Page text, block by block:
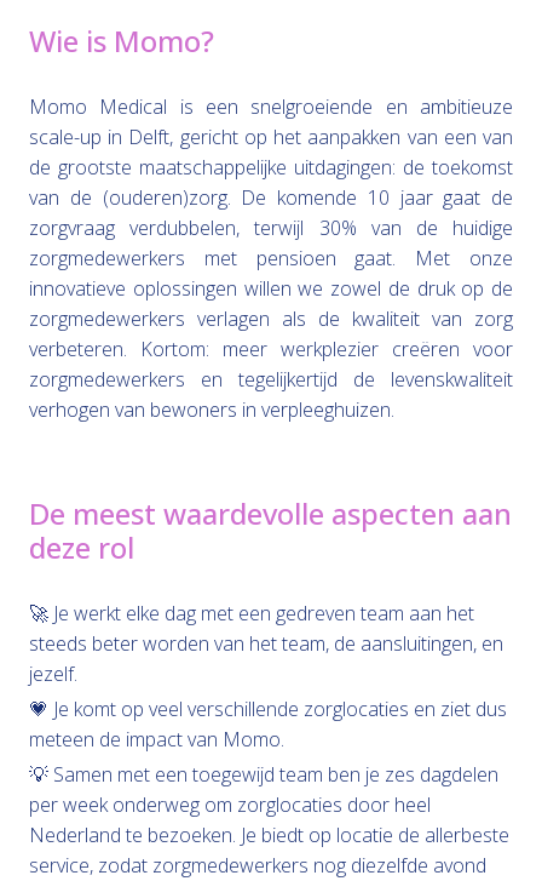
Wie is Momo?
Momo Medical is een snelgroeiende en ambitieuze
scale-up in Delft, gericht op het aanpakken van een van
de grootste maatschappelijke uitdagingen: de toekomst
van de (ouderen)zorg. De komende 10 jaar gaat de
zorgvraag verdubbelen, terwijl 30% van de huidige
zorgmedewerkers met pensioen gaat. Met onze
innovatieve oplossingen willen we zowel de druk op de
zorgmedewerkers verlagen als de kwaliteit van zorg
verbeteren. Kortom: meer werkplezier creëren voor
zorgmedewerkers en tegelijkertijd de levenskwaliteit
verhogen van bewoners in verpleeghuizen.
De meest waardevolle aspecten aan
deze rol
🚀 Je werkt elke dag met een gedreven team aan het
steeds beter worden van het team, de aansluitingen, en
jezelf.
💗 Je komt op veel verschillende zorglocaties en ziet dus
meteen de impact van Momo.
💡 Samen met een toegewijd team ben je zes dagdelen
per week onderweg om zorglocaties door heel
Nederland te bezoeken. Je biedt op locatie de allerbeste
service, zodat zorgmedewerkers nog diezelfde avond